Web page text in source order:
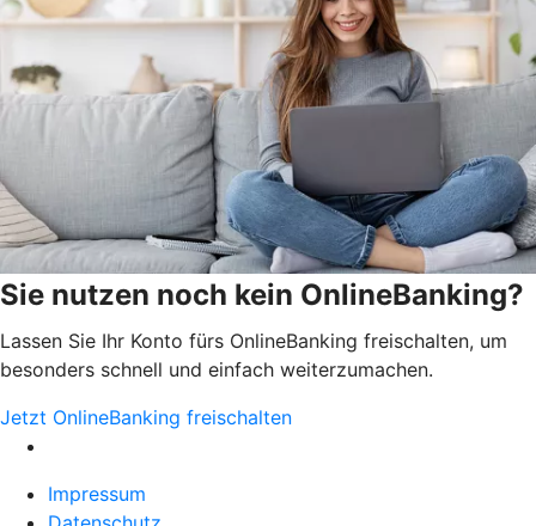
Sie nutzen noch kein OnlineBanking?
Lassen Sie Ihr Konto fürs OnlineBanking freischalten, um
besonders schnell und einfach weiterzumachen.
Jetzt OnlineBanking freischalten
Impressum